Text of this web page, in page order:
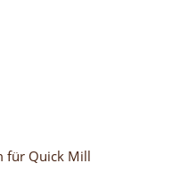
für Quick Mill